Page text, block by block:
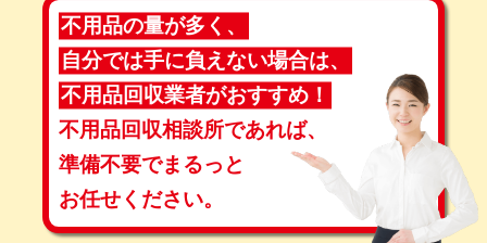
不用品の量が多く、
自分では手に負えない場合は、
不用品回収業者がおすすめ！
不用品回収相談所であれば、
準備不要でまるっと
お任せください。